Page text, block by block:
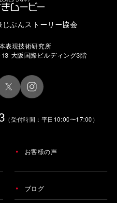
ぶんストーリー協会
表現技術研究所
大阪国際ビルディング3階
（受付時間：平日10:00〜17:00）
お客様の声
ブログ